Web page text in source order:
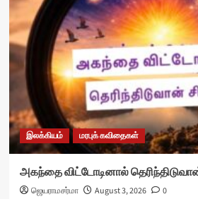
இலக்கியம் மரபுக் கவிதைகள்
அகந்தை விட்டோடினால்
ஜெயராமசர்மா August 3, 2026 0